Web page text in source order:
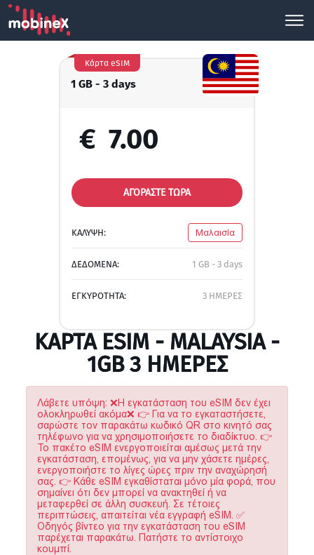
1 GB - 3 days
Κάρτα eSIM
€ 7.00
ΑΓΟΡΑΣΤΕ ΤΩΡΑ
ΚΑΛΥΨΗ: Μαλαισία
ΔΕΔΟΜΕΝΑ: 1 GB - 3 days
ΕΓΚΥΡΟΤΗΤΑ: 3 ΗΜΕΡΕΣ
ΚΆΡΤΑ ESIM - MALAYSIA -
1GB 3 ΗΜΕΡΕΣ
Λάβετε υπόψη: ❌Η εγκατάσταση του eSIM δεν έχει
ολοκληρωθεί ακόμα❌ 👉 Για να το εγκαταστήσετε,
σαρώστε τον παρακάτω κωδικό QR στο κινητό σας
τηλέφωνο για να χρησιμοποιήσετε το διαδίκτυο. 👉
Το πακέτο eSIM ενεργοποιείται αμέσως μετά την
εγκατάσταση, επομένως, για να μην χάσετε ημέρες,
ενεργοποιήστε το λίγες ώρες πριν την αναχώρησή
σας. 👉 Κάθε eSIM εγκαθίσταται μόνο μία φορά, που
σημαίνει ότι δεν μπορεί να ανακτηθεί ή να
μεταφερθεί σε άλλη συσκευή. Σε τέτοιες
περιπτώσεις, απαιτείται νέα εγγραφή eSIM. ✅
Οδηγός βίντεο για την εγκατάσταση του eSIM
παρέχεται παρακάτω. Πατήστε το αντίστοιχο
κουμπί.